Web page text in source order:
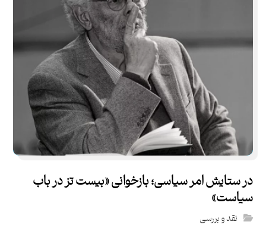
در ستایش امر سیاسی؛ بازخوانی «بیست تز در باب
سیاست»
نقد و بررسی